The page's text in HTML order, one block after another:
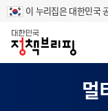
이 누리집은 대한민국
홈
멀